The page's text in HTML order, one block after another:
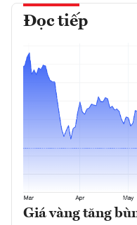
Đọc tiếp
Giá vàng tăng